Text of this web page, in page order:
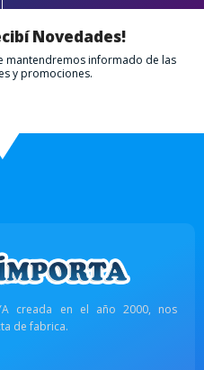
Novedades!
mantendremos informado de las
y promociones.
creada en el año 2000, nos
de fabrica.